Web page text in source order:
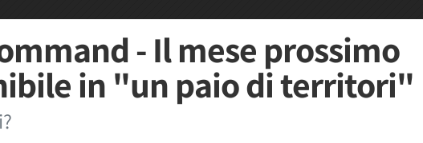
- Il mese prossimo
in "un paio di territori"